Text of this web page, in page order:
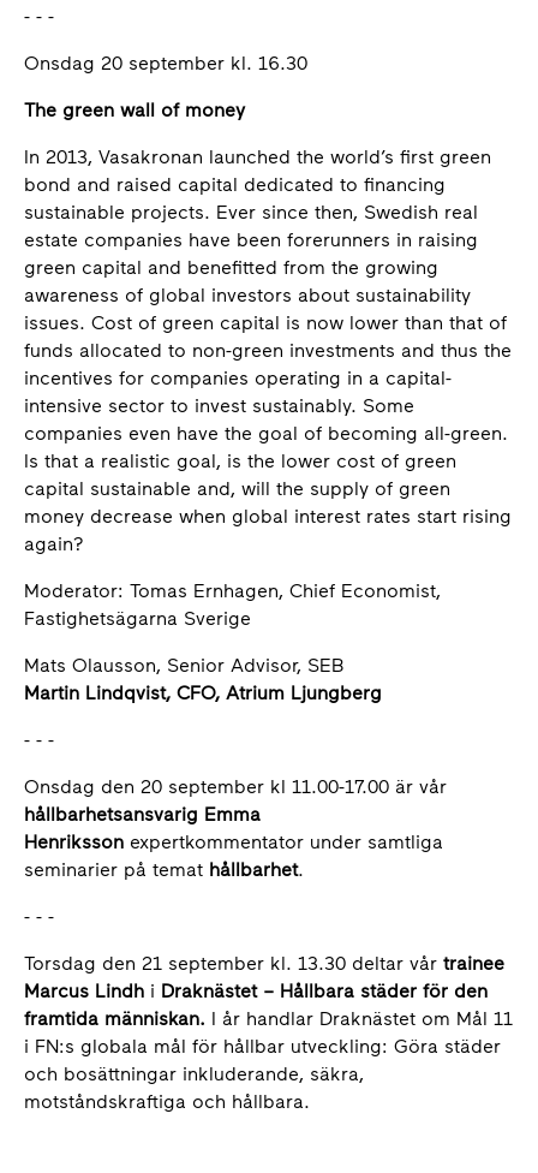
- - -
Onsdag 20 september kl. 16.30
The green wall of money
In 2013, Vasakronan launched the world’s first green
bond and raised capital dedicated to financing
sustainable projects. Ever since then, Swedish real
estate companies have been forerunners in raising
green capital and benefitted from the growing
awareness of global investors about sustainability
issues. Cost of green capital is now lower than that of
funds allocated to non-green investments and thus the
incentives for companies operating in a capital-
intensive sector to invest sustainably. Some
companies even have the goal of becoming all-green.
Is that a realistic goal, is the lower cost of green
capital sustainable and, will the supply of green
money decrease when global interest rates start rising
again?
Moderator: Tomas Ernhagen, Chief Economist,
Fastighetsägarna Sverige
Mats Olausson, Senior Advisor, SEB
Martin Lindqvist, CFO, Atrium Ljungberg
- - -
Onsdag den 20 september kl 11.00-17.00 är vår
hållbarhetsansvarig Emma
Henriksson expertkommentator under samtliga
seminarier på temat hållbarhet.
- - -
Torsdag den 21 september kl. 13.30 deltar vår trainee
Marcus Lindh i Draknästet – Hållbara städer för den
framtida människan. I år handlar Draknästet om Mål 11
i FN:s globala mål för hållbar utveckling: Göra städer
och bosättningar inkluderande, säkra,
motståndskraftiga och hållbara.